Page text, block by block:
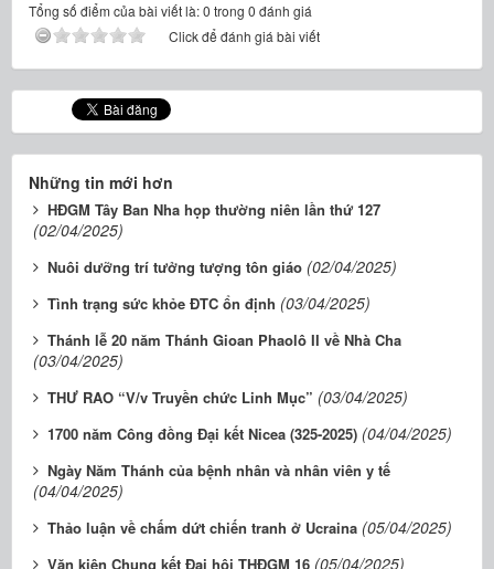
Tổng số điểm của bài viết là: 0 trong 0 đánh giá
Click để đánh giá bài viết
Những tin mới hơn
HĐGM Tây Ban Nha họp thường niên lần thứ 127
(02/04/2025)
Nuôi dưỡng trí tưởng tượng tôn giáo (02/04/2025)
Tình trạng sức khỏe ĐTC ổn định (03/04/2025)
Thánh lễ 20 năm Thánh Gioan Phaolô II về Nhà Cha
(03/04/2025)
THƯ RAO “V/v Truyền chức Linh Mục” (03/04/2025)
1700 năm Công đồng Đại kết Nicea (325-2025) (04/04/2025)
Ngày Năm Thánh của bệnh nhân và nhân viên y tế
(04/04/2025)
Thảo luận về chấm dứt chiến tranh ở Ucraina (05/04/2025)
Văn kiện Chung kết Đại hội THĐGM 16 (05/04/2025)